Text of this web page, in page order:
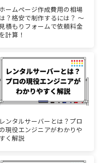
ホームページ作成費用の相場
は？格安で制作するには？ ～
見積もりフォームで依頼料金
を計算！
レンタルサーバーとは？プロ
の現役エンジニアがわかりや
すく解説